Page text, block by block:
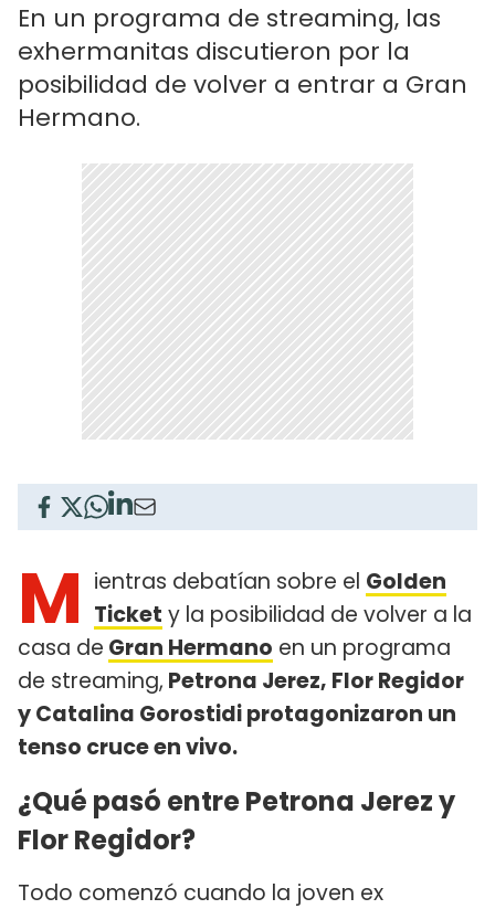
En un programa de streaming, las
exhermanitas discutieron por la
posibilidad de volver a entrar a Gran
Hermano.
M ientras debatían sobre el Golden
Ticket y la posibilidad de volver a la
casa de Gran Hermano en un programa
de streaming, Petrona Jerez, Flor Regidor
y Catalina Gorostidi protagonizaron un
tenso cruce en vivo.
¿Qué pasó entre Petrona Jerez y
Flor Regidor?
Todo comenzó cuando la joven ex